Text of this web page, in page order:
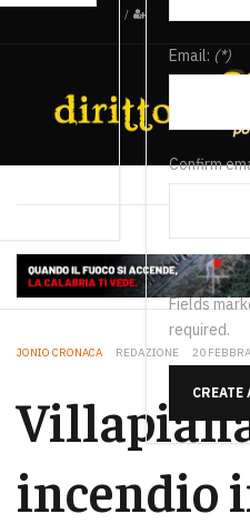
/
Email: (*)
Confirm
Fields
required.
CREATE
JONIO CRONACA REDAZIONE 20
incendio